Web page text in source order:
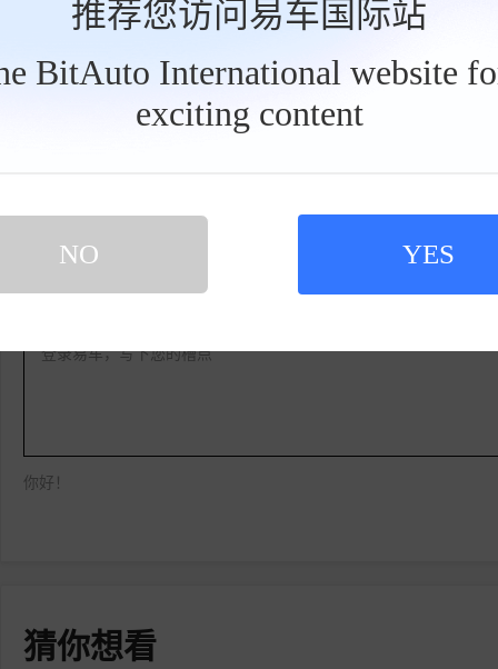
推荐您访问易车国际站
BitAuto International website
exciting content
NO YES
点赞2
网友评论
登录易车，写下您的槽点
你好！
猜你想看